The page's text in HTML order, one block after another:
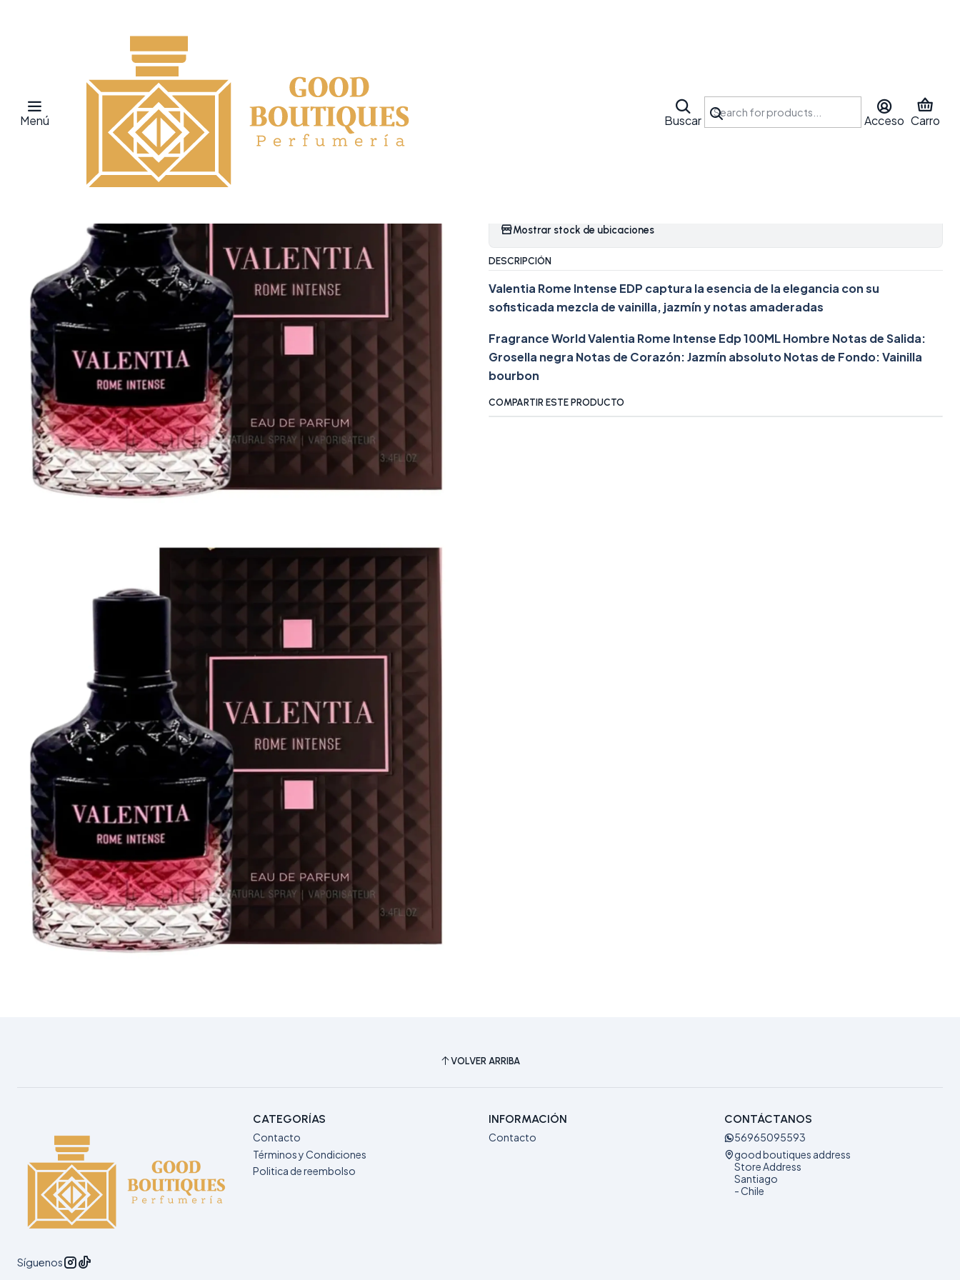
Menú Buscar Acceso Carro
VALENTIA ROME INTENSE EDP 100
Mostrar stock de ubicaciones
DESCRIPCIÓN
Valentia Rome Intense EDP captura la esencia de la elegancia con su
sofisticada mezcla de vainilla, jazmín y notas amaderadas
Fragrance World Valentia Rome Intense Edp 100ML Hombre Notas de Salida:
Grosella negra Notas de Corazón: Jazmín absoluto Notas de Fondo: Vainilla
bourbon
COMPARTIR ESTE PRODUCTO
VOLVER ARRIBA
Síguenos
CATEGORÍAS
Contacto
Términos y Condiciones
Politica de reembolso
INFORMACIÓN
Contacto
CONTÁCTANOS
56965095593
good boutiques address
Store Address
Santiago
- Chile